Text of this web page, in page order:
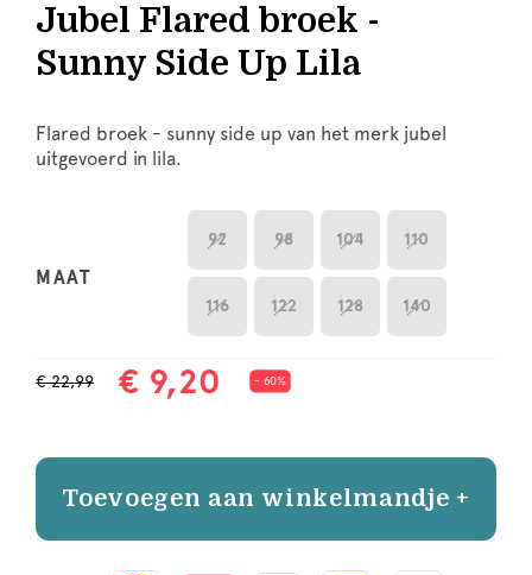
Jubel Flared broek -
Sunny Side Up Lila
Flared broek - sunny side up van het merk jubel
uitgevoerd in lila.
MAAT
92 98 104 110
116 122 128 140
€ 22,99 € 9,20 - 60%
Toevoegen aan winkelmandje +